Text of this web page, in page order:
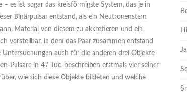
es ist sogar das kreisförmigste System, das je in
Binärpulsar entstand, als ein Neutronenstern
Material von diesem zu akkretieren und ein
vorstellbar, in dem das Paar zusammen entstand
auch für die anderen drei Objekte
Pulsare in 47 Tuc, beschreiben erstmals vier seiner
wie sich diese Objekte bildeten und welche